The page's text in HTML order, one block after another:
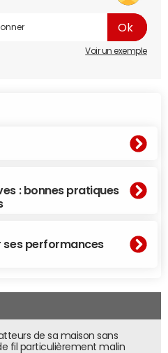
Voir un exemple
: bonnes pratiques
ses performances
de sa maison sans
fil particulièrement malin